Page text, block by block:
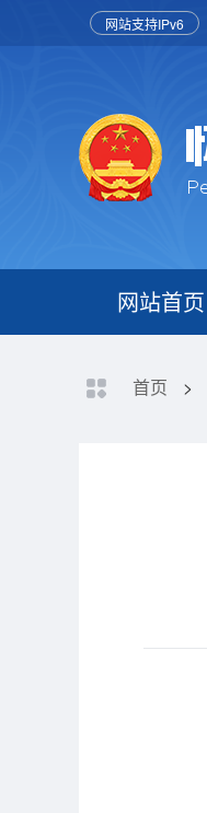
网站支持IPv6
网站首页
首页 >